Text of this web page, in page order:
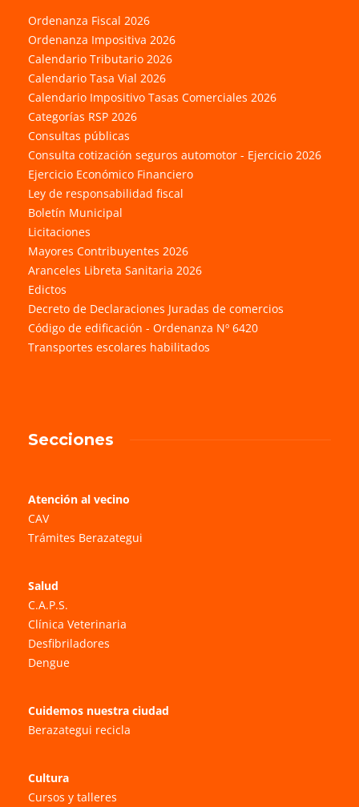
Ordenanza Fiscal 2026
Ordenanza Impositiva 2026
Calendario Tributario 2026
Calendario Tasa Vial 2026
Calendario Impositivo Tasas Comerciales 2026
Categorías RSP 2026
Consultas públicas
Consulta cotización seguros automotor - Ejercicio 2026
Ejercicio Económico Financiero
Ley de responsabilidad fiscal
Boletín Municipal
Licitaciones
Mayores Contribuyentes 2026
Aranceles Libreta Sanitaria 2026
Edictos
Decreto de Declaraciones Juradas de comercios
Código de edificación - Ordenanza Nº 6420
Transportes escolares habilitados
Secciones
Atención al vecino
CAV
Trámites Berazategui
Salud
C.A.P.S.
Clínica Veterinaria
Desfibriladores
Dengue
Cuidemos nuestra ciudad
Berazategui recicla
Cultura
Cursos y talleres